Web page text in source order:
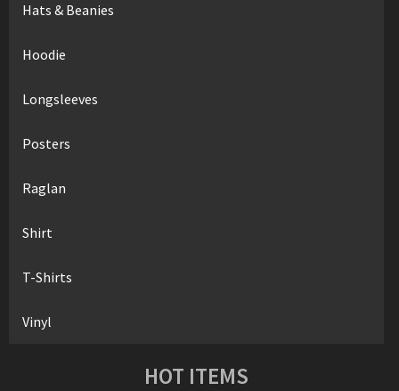
Hats & Beanies
Hoodie
Longsleeves
Posters
Raglan
Shirt
T-Shirts
Vinyl
HOT ITEMS